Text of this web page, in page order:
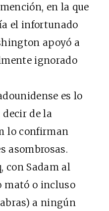
en la que
el infortunado
apoyó a
ignorado
es lo
decir de la
lo confirman
asombrosas.
con Sadam al
mató o incluso
a ningún